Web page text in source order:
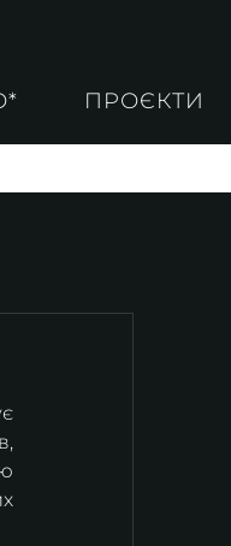
ПРОЄКТИ